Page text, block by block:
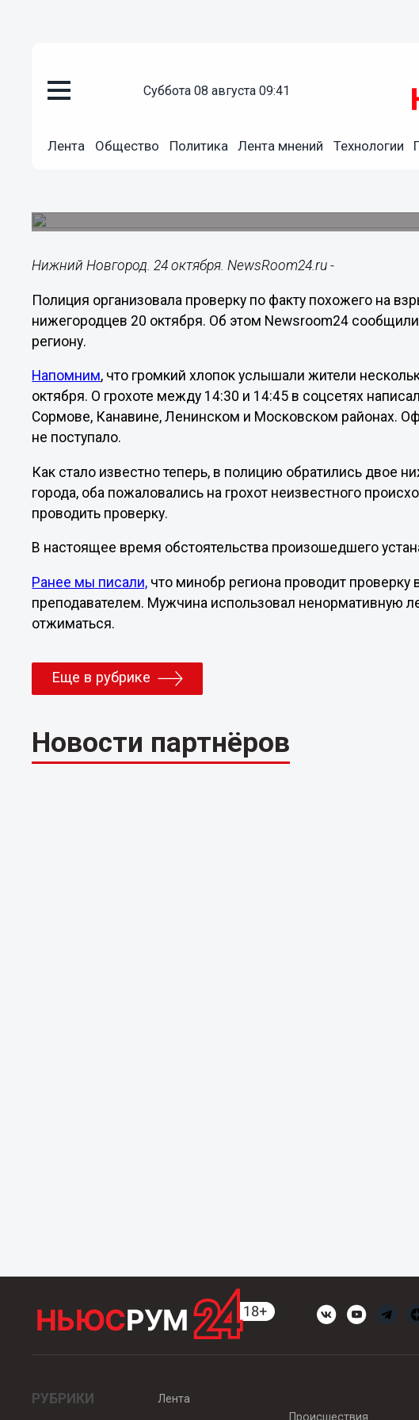
суббота 08 августа 09:41
Лента Общество Политика Лента мнений Технологии
Полиция проводит проверку из-за
Нижний Новгород. 24 октября. NewsRoom24.ru -
Полиция организовала проверку по факту похожего на
нижегородцев 20 октября. Об этом Newsroom24
региону.
Напомним, что громкий хлопок услышали жители
октября. О грохоте между 14:30 и 14:45 в соцсетях
Сормове, Канавине, Ленинском и Московском районах.
не поступало.
Как стало известно теперь, в полицию обратились двое
города, оба пожаловались на грохот неизвестного
проводить проверку.
В настоящее время обстоятельства произошедшего
Ранее мы писали, что минобр региона проводит
преподавателем. Мужчина использовал ненормативную
отжиматься.
Еще в рубрике
Новости партнёров
РУБРИКИ
Лента
Происшествия